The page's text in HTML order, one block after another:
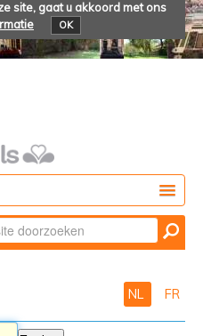
site, gaat u akkoord met ons
OK
NL FR